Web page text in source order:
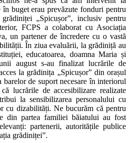
buget erau prevăzute fonduri pentru
„Spicușor”, inclusiv pentru
FCPS a colaborat cu Asociația
un partener de încredere cu o vastă
În ziua evaluării, la grădiniță au
educatoarea, doamna Maria și
august s-au finalizat lucrările de
la grădinița „Spicușor” din orașul
de suport necesare în interiorul
lucrările de accesibilizare realizate
la sensibilizarea personalului cu
cu dizabilități. Ne bucurăm că pentru
din partea familiei băiatului au fost
partenerii, autoritățile publice
grădiniței”.